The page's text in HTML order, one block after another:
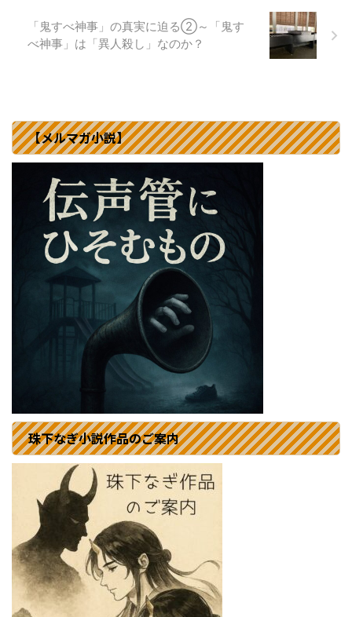
「鬼すべ神事」の真実に迫る②～「鬼す
べ神事」は「異人殺し」なのか？
【メルマガ小説】
珠下なぎ小説作品のご案内